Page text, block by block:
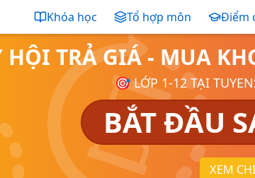
Khóa học Tổ hợp môn Điểm
HỘI TRẢ GIÁ - MUA
🎯 LỚP 1-12 TẠI
BẮT ĐẦU
XEM